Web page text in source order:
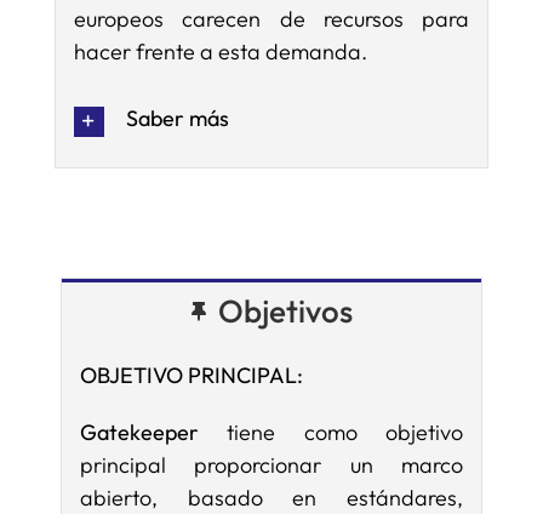
europeos carecen de recursos para
hacer frente a esta demanda.
Saber más
Objetivos
OBJETIVO PRINCIPAL:
Gatekeeper tiene como objetivo
principal proporcionar un marco
abierto, basado en estándares,